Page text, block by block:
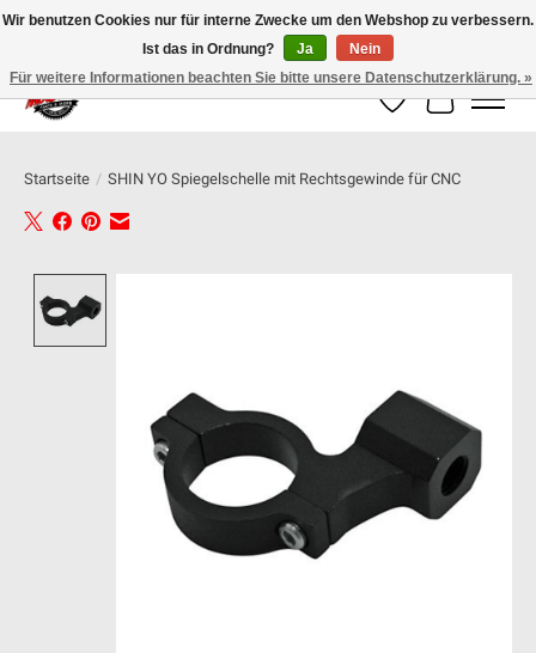
100% schweizer Onlineshop für Dein Motorrad
Wunschzettel
Ihr
Startseite / SHIN YO Spiegelschelle mit Rechtsgewinde für CNC
Wir benutzen Cookies nur für interne Zwecke um den Webshop zu verbessern.
Ist das in Ordnung?
Ja
Nein
Für weitere Informationen beachten Sie bitte unsere Datenschutzerklärung. »